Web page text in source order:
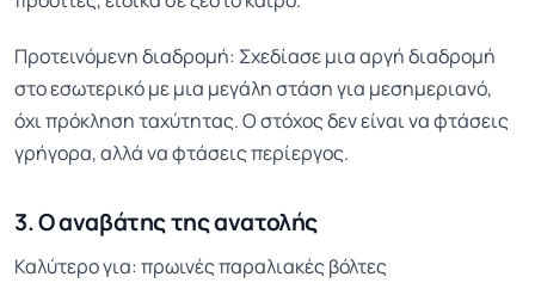
Προτεινόμενη διαδρομή: Σχεδίασε μια αργή διαδρομή
στο εσωτερικό με μια μεγάλη στάση για μεσημεριανό,
όχι πρόκληση ταχύτητας. Ο στόχος δεν είναι να φτάσεις
γρήγορα, αλλά να φτάσεις περίεργος.
3. Ο αναβάτης της ανατολής
Καλύτερο για: πρωινές παραλιακές βόλτες